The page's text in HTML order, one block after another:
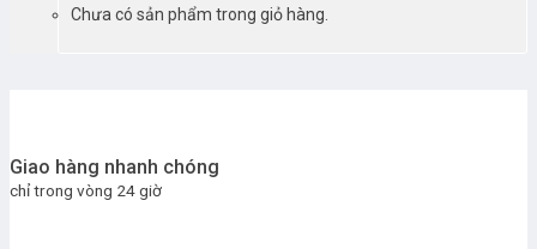
Chưa có sản phẩm trong giỏ hàng.
Giao hàng nhanh chóng
chỉ trong vòng 24 giờ